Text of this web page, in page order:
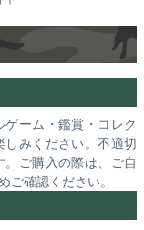
ーム・鑑賞・コレク
みください。不適切
ご購入の際は、ご自
確認ください。